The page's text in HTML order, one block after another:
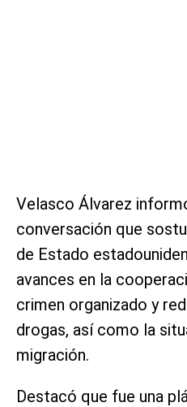
Velasco Álvarez
conversación que
de Estado
avances en la
crimen organizado y
drogas, así como la
migración.
Destacó que fue una